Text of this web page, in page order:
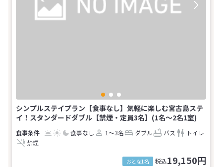
シンプルステイプラン【食事なし】気軽に楽しむ宮古島ステ
イ！スタンダードダブル【禁煙・定員3名】(1名～2名1室)
食事なし 1～3名 ダブル バス
トイレ
禁煙
おとな1名 税込19,150円